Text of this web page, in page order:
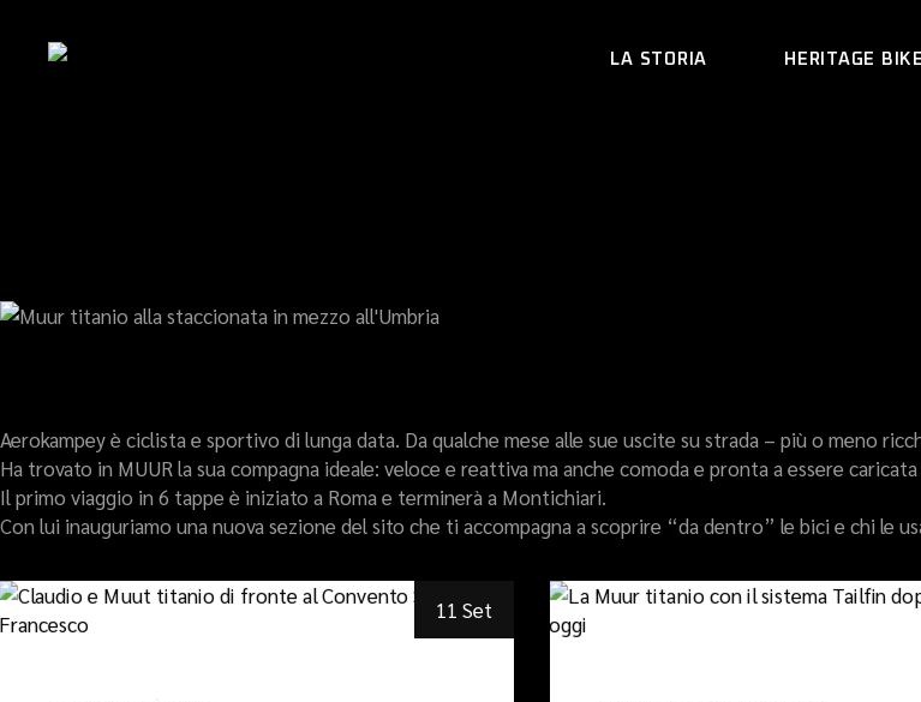
LA STORIA HERITAGE
HEDERA
Aerokampey è ciclista e sportivo di lunga data. Da qualche mese alle sue uscite su strada – più o meno
Ha trovato in MUUR la sua compagna ideale: veloce e reattiva ma anche comoda e pronta a essere
Il primo viaggio in 6 tappe è iniziato a Roma e terminerà a Montichiari.
Con lui inauguriamo una nuova sezione del sito che ti accompagna a scoprire “da dentro” le bici e chi le
11 Set